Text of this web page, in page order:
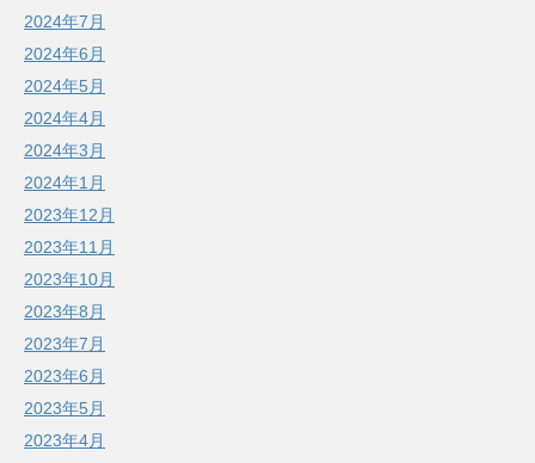
2024年7月
2024年6月
2024年5月
2024年4月
2024年3月
2024年1月
2023年12月
2023年11月
2023年10月
2023年8月
2023年7月
2023年6月
2023年5月
2023年4月